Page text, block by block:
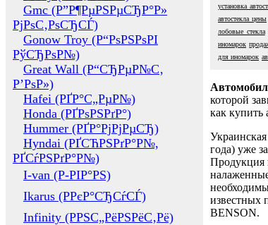
Gmc (Р”Р¶РµРЅРµСЂР°Р»
РјРѕС‚РѕСЂСЃ)
Gonow Troy (Р“РѕРЅРѕРІ
РўСЂРѕР№)
Great Wall (Р“СЂРµР№С‚
Р’РѕР»)
Hafei (РҐР°С„РµР№)
Honda (РҐРѕРЅРґР°)
Hummer (РҐР°РјРјРµСЂ)
Hyndai (РҐСЋРЅРґР°Р№,
РҐСѓРЅРґР°Р№)
I-van (Р-РІР°РЅ)
Ikarus (РРєР°СЂСѓСЃ)
Infinity (РРЅС„РёРЅРёС‚Рё)
установка
автостекла цены
лобовые стекла
иномарок
для иномарок
которой
как купить
года) уже
Продукция
известных
BENSON.